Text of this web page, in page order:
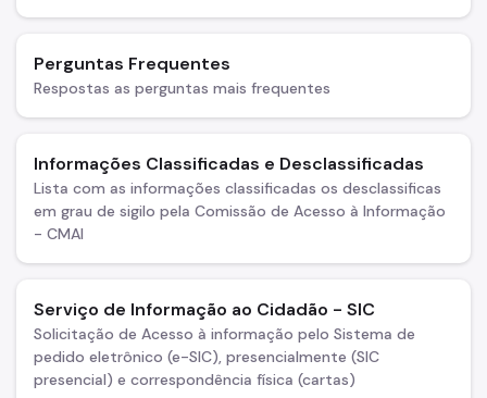
Perguntas Frequentes
Respostas as perguntas mais frequentes
Informações Classificadas e Desclassificadas
Lista com as informações classificadas os desclassificas
em grau de sigilo pela Comissão de Acesso à Informação
- CMAI
Serviço de Informação ao Cidadão - SIC
Solicitação de Acesso à informação pelo Sistema de
pedido eletrônico (e-SIC), presencialmente (SIC
presencial) e correspondência física (cartas)